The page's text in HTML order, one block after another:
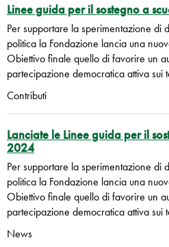
Linee guida per il sostegno a
Per supportare la sperimentazione di
politica la Fondazione lancia una
Obiettivo finale quello di favorire un
partecipazione democratica attiva sui
Contributi
Lanciate le Linee guida per il
2024
Per supportare la sperimentazione di
politica la Fondazione lancia una
Obiettivo finale quello di favorire un
partecipazione democratica attiva sui
News